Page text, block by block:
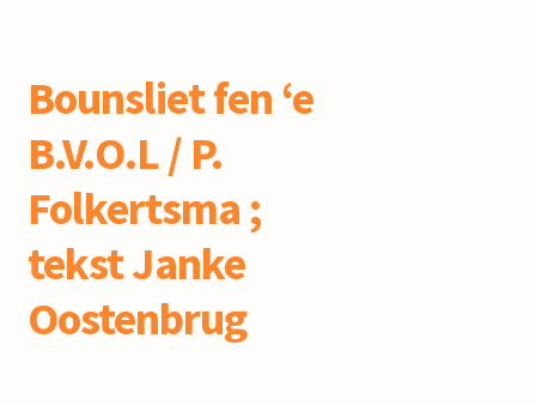
Bounsliet fen ‘e
B.V.O.L / P.
Folkertsma ;
tekst Janke
Oostenbrug